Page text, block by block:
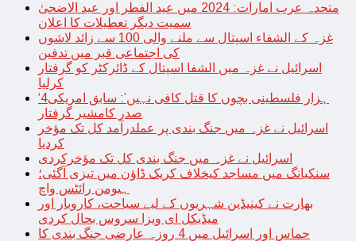
متحدہ عرب امارات: 2024 میں عید الفطر اور عید الاضحیٰ
سمیت دیگر تعطیلات کا اعلان
غزہ کے الشفاء اسپتال سے ملنے والی 100 سے زائد لاشوں
کی اجتماعی قبر میں تدفین
اسرائیل نے غزہ میں الشفا اسپتال کے ڈائرکٹر کو گرفتار
کرلیا
‘4ہزار فلسطینی بچوں کا قتل کافی نہیں’: سابق امریکی
صدر کامشیر گرفتار
اسرائیل نے غزہ میں جنگ بندی پر عملدرآمد کل تک مؤخر
کردیا
اسرائیل نے غزہ میں جنگ بندی کل تک مؤخرکردی
سنکیانگ میں مساجد کیخلاف کریک ڈاؤن میں تیزی آگئی؛
ہیومن رائٹس واچ
بھارت نے کینیڈین شہریوں کے لیے سیاحت، کاروبار اور
میڈیکل ای ویزا سروس بحال کردی
حماس اور اسرائیل میں 4 روزہ عارضی جنگ بندی کا